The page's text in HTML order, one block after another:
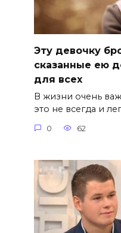
Эту девочку
сказанные ею
для всех
В жизни очень
это не всегда и
0 62